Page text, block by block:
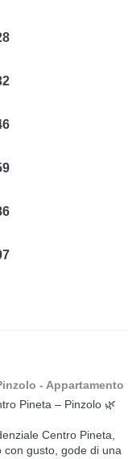
- Appartamento
Pineta – Pinzolo 🌿
Centro Pineta,
gusto, gode di una